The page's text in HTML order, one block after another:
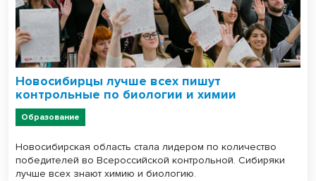
Новосибирцы лучше всех пишут
контрольные по биологии и химии
Образование
Новосибирская область стала лидером по количество
победителей во Всероссийской контрольной. Сибиряки
лучше всех знают химию и биологию.